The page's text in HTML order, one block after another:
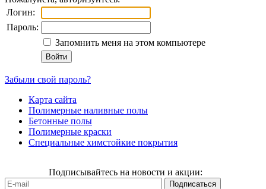
Логин:
Пароль:
Запомнить меня на этом компьютере
Забыли свой пароль?
Карта сайта
Полимерные наливные полы
Бетонные полы
Полимерные краски
Специальные химстойкие покрытия
Подписывайтесь на новости и акции: